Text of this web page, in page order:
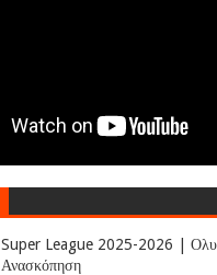
Super League 2025-2026 |
Ανασκόπηση